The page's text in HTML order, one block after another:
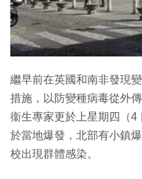
繼早前在英國和南非發現
措施，以防變種病毒從外
衞生專家更於上星期四（4
於當地爆發，北部有小鎮
校出現群體感染。